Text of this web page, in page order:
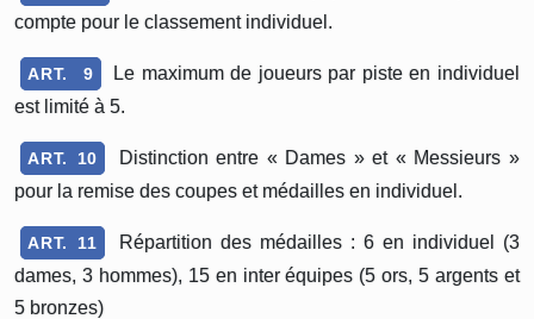
compte pour le classement individuel.
ART. 9
Le maximum de joueurs par piste en individuel
est limité à 5.
ART. 10
Distinction entre « Dames » et « Messieurs »
pour la remise des coupes et médailles en individuel.
ART. 11
Répartition des médailles : 6 en individuel (3
dames, 3 hommes), 15 en inter équipes (5 ors, 5 argents et
5 bronzes)